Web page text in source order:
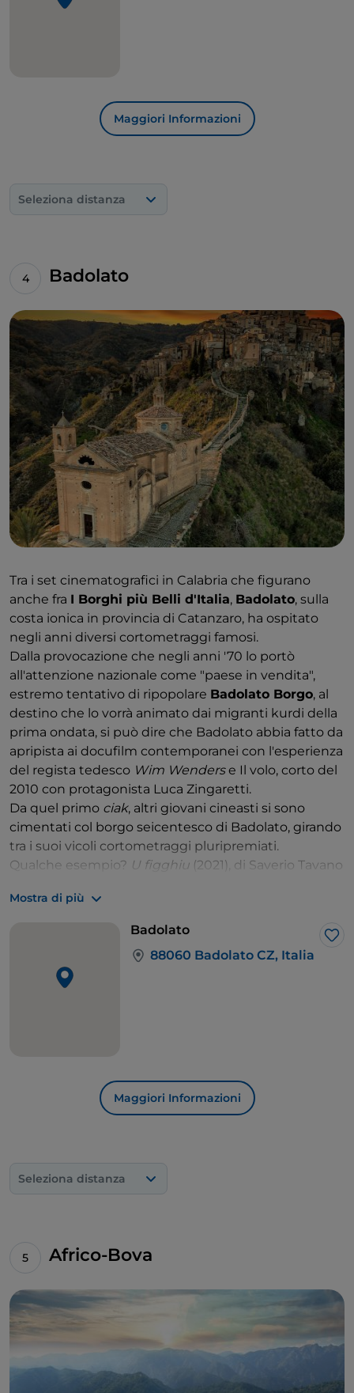
Maggiori Informazioni
Seleziona distanza
Badolato
Tra i set cinematografici in Calabria che figurano
anche fra I Borghi più Belli d'Italia, Badolato, sulla
costa ionica in provincia di Catanzaro, ha ospitato
negli anni diversi cortometraggi famosi.
Dalla provocazione che negli anni '70 lo portò
all'attenzione nazionale come "paese in vendita",
estremo tentativo di ripopolare Badolato Borgo, al
destino che lo vorrà animato dai migranti kurdi della
prima ondata, si può dire che Badolato abbia fatto da
apripista ai docufilm contemporanei con l'esperienza
del regista tedesco Wim Wenderse Il volo, corto del
2010 con protagonista Luca Zingaretti.
Da quel primo ciak, altri giovani cineasti si sono
cimentati col borgo seicentesco di Badolato, girando
tra i suoi vicoli cortometraggi pluripremiati.
Qualche esempio? U figghiu (2021), di Saverio Tavano
Gallelli, insieme a Fabrizio Ferracane e Anna Maria De
Luca; Il paese interiore (2021) e Il mare nascosto
partecipazione di Ascanio Celestini.
Mostra di più
Badolato
88060 Badolato CZ, Italia
Maggiori Informazioni
Seleziona distanza
Africo-Bova